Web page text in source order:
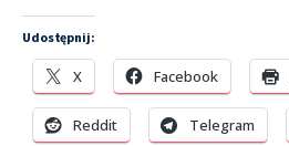
Udostępnij:
X Facebook
Reddit Telegram